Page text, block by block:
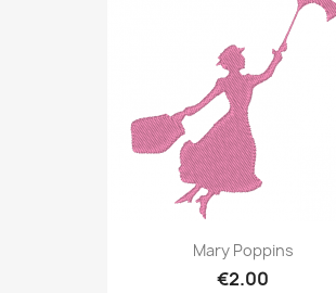
Mary Poppins
€2.00